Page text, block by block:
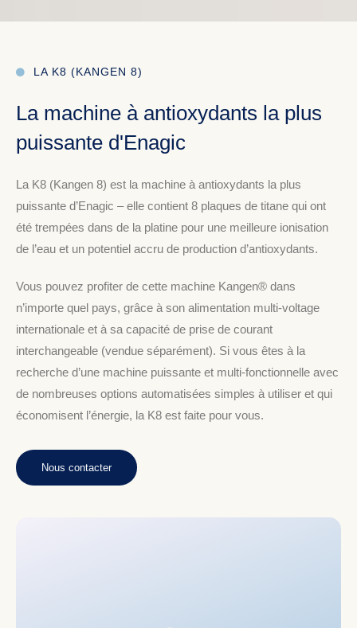
LA K8 (KANGEN 8)
La machine à antioxydants la plus
puissante d'Enagic
La K8 (Kangen 8) est la machine à antioxydants la plus
puissante d’Enagic – elle contient 8 plaques de titane qui ont
été trempées dans de la platine pour une meilleure ionisation
de l’eau et un potentiel accru de production d’antioxydants.
Vous pouvez profiter de cette machine Kangen® dans
n’importe quel pays, grâce à son alimentation multi-voltage
internationale et à sa capacité de prise de courant
interchangeable (vendue séparément). Si vous êtes à la
recherche d’une machine puissante et multi-fonctionnelle avec
de nombreuses options automatisées simples à utiliser et qui
économisent l’énergie, la K8 est faite pour vous.
Nous contacter